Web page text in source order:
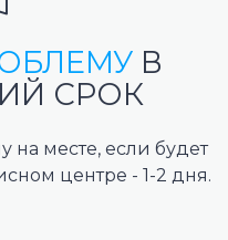
В
СРОК
на месте, если будет
центре - 1-2 дня.